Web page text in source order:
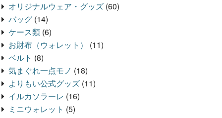
オリジナルウェア・グッズ (60)
バッグ (14)
ケース類 (6)
お財布（ウォレット）
(11)
ベルト (8)
気まぐれ一点モノ (18)
よりもい公式グッズ (11)
イルカソラーレ (16)
ミニウォレット (5)